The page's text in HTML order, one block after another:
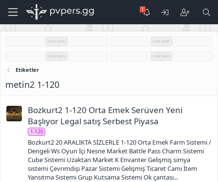
reklam reklam
reklam reklam
Etiketler
metin2 1-120
Bozkurt2 1-120 Orta Emek Serüven Yeni
Başlıyor Legal satış Serbest Piyasa
1-120
Bozkurt2 20 ARALIKTA SİZLERLE 1-120 Orta Emek Farm Sistemi /
Dengeli Ws Oyun İçi Nesne Market Battle Pass Charm Sistemi
Cube Sistemi Uzaktan Market K Envanter Gelişmiş simya
sistemi Çevrımdışı Pazar Sistemi Gelişmiş Ticaret Camı İtem
Yansıtma Sistemi Grup Kutsama Sistemi Ok çantası...